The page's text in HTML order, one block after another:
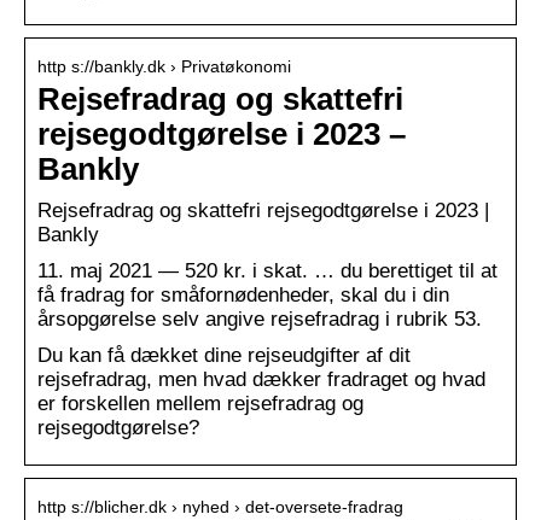
http s://bankly.dk › Privatøkonomi
Rejsefradrag og skattefri
rejsegodtgørelse i 2023 –
Bankly
Rejsefradrag og skattefri rejsegodtgørelse i 2023 |
Bankly
11. maj 2021 — 520 kr. i skat. … du berettiget til at
få fradrag for småfornødenheder, skal du i din
årsopgørelse selv angive rejsefradrag i rubrik 53.
Du kan få dækket dine rejseudgifter af dit
rejsefradrag, men hvad dækker fradraget og hvad
er forskellen mellem rejsefradrag og
rejsegodtgørelse?
http s://blicher.dk › nyhed › det-oversete-fradrag